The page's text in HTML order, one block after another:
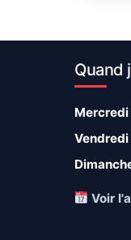
Quand
Mercredi
Vendredi
Voir